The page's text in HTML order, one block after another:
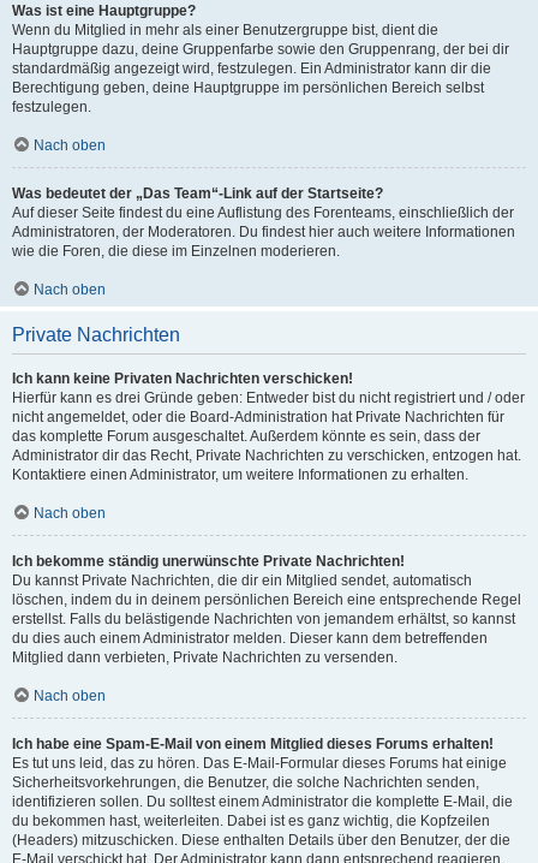
Was ist eine Hauptgruppe?
Wenn du Mitglied in mehr als einer Benutzergruppe bist, dient die
Hauptgruppe dazu, deine Gruppenfarbe sowie den Gruppenrang, der bei dir
standardmäßig angezeigt wird, festzulegen. Ein Administrator kann dir die
Berechtigung geben, deine Hauptgruppe im persönlichen Bereich selbst
festzulegen.
Nach oben
Was bedeutet der „Das Team“-Link auf der Startseite?
Auf dieser Seite findest du eine Auflistung des Forenteams, einschließlich der
Administratoren, der Moderatoren. Du findest hier auch weitere Informationen
wie die Foren, die diese im Einzelnen moderieren.
Nach oben
Private Nachrichten
Ich kann keine Privaten Nachrichten verschicken!
Hierfür kann es drei Gründe geben: Entweder bist du nicht registriert und / oder
nicht angemeldet, oder die Board-Administration hat Private Nachrichten für
das komplette Forum ausgeschaltet. Außerdem könnte es sein, dass der
Administrator dir das Recht, Private Nachrichten zu verschicken, entzogen hat.
Kontaktiere einen Administrator, um weitere Informationen zu erhalten.
Nach oben
Ich bekomme ständig unerwünschte Private Nachrichten!
Du kannst Private Nachrichten, die dir ein Mitglied sendet, automatisch
löschen, indem du in deinem persönlichen Bereich eine entsprechende Regel
erstellst. Falls du belästigende Nachrichten von jemandem erhältst, so kannst
du dies auch einem Administrator melden. Dieser kann dem betreffenden
Mitglied dann verbieten, Private Nachrichten zu versenden.
Nach oben
Ich habe eine Spam-E-Mail von einem Mitglied dieses Forums erhalten!
Es tut uns leid, das zu hören. Das E-Mail-Formular dieses Forums hat einige
Sicherheitsvorkehrungen, die Benutzer, die solche Nachrichten senden,
identifizieren sollen. Du solltest einem Administrator die komplette E-Mail, die
du bekommen hast, weiterleiten. Dabei ist es ganz wichtig, die Kopfzeilen
(Headers) mitzuschicken. Diese enthalten Details über den Benutzer, der die
E-Mail verschickt hat. Der Administrator kann dann entsprechend reagieren.